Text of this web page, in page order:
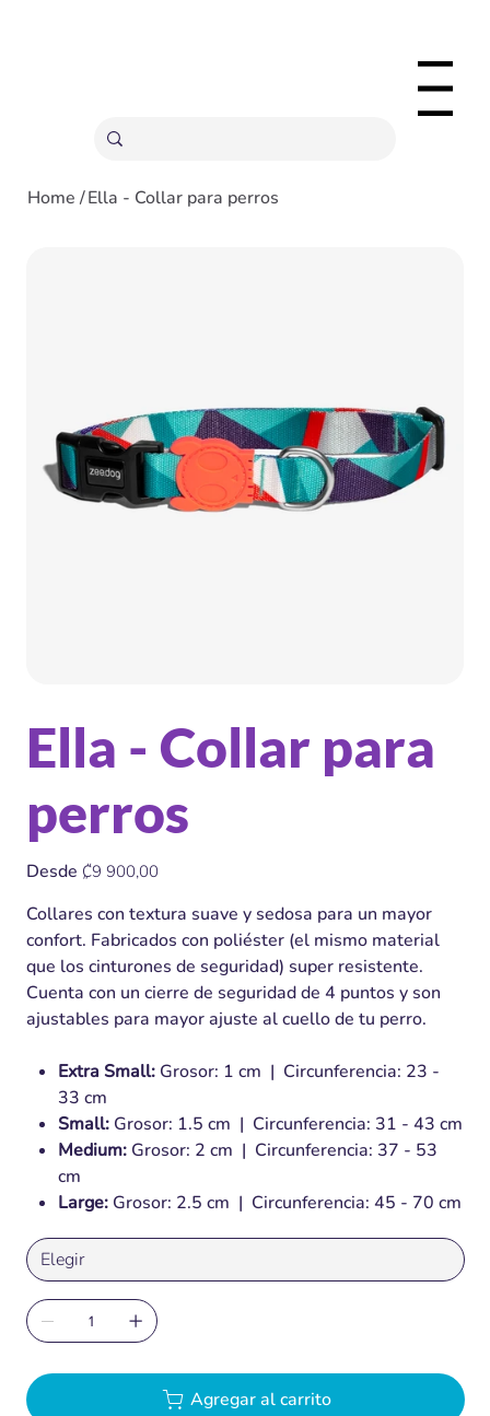
Menu
Home /Ella - Collar para perros
Ella - Collar para
perros
Desde Precio
₡9 900,00
Collares con textura suave y sedosa para un mayor
confort. Fabricados con poliéster (el mismo material
que los cinturones de seguridad) super resistente.
Cuenta con un cierre de seguridad de 4 puntos y son
ajustables para mayor ajuste al cuello de tu perro.
Extra Small:Grosor: 1 cm | Circunferencia: 23 -
33 cm
Small:Grosor: 1.5 cm | Circunferencia: 31 - 43 cm
Medium:Grosor: 2 cm | Circunferencia: 37 - 53
cm
Large:Grosor: 2.5 cm | Circunferencia: 45 - 70 cm
Agregar al carrito